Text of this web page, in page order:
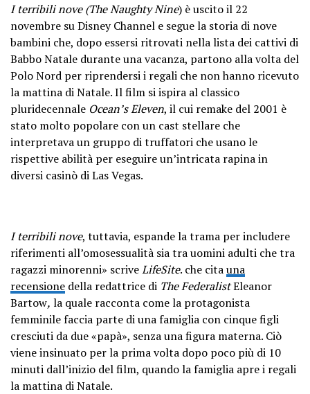
I terribili nove (The Naughty Nine) è uscito il 22
novembre su Disney Channel e segue la storia di nove
bambini che, dopo essersi ritrovati nella lista dei cattivi di
Babbo Natale durante una vacanza, partono alla volta del
Polo Nord per riprendersi i regali che non hanno ricevuto
la mattina di Natale. Il film si ispira al classico
pluridecennale Ocean’s Eleven, il cui remake del 2001 è
stato molto popolare con un cast stellare che
interpretava un gruppo di truffatori che usano le
rispettive abilità per eseguire un’intricata rapina in
diversi casinò di Las Vegas.
I terribili nove, tuttavia, espande la trama per includere
riferimenti all’omosessualità sia tra uomini adulti che tra
ragazzi minorenni» scriveLifeSite. che citauna
recensione della redattrice di The FederalistEleanor
Bartow, la quale racconta come la protagonista
femminile faccia parte di una famiglia con cinque figli
cresciuti da due «papà», senza una figura materna. Ciò
viene insinuato per la prima volta dopo poco più di 10
minuti dall’inizio del film, quando la famiglia apre i regali
la mattina di Natale.